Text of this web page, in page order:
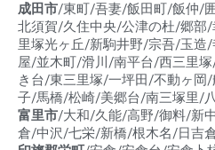
成田市/東町/吾妻/飯田町/飯仲/
北須賀/久住中央/公津の杜/郷部
里塚光ヶ丘/新駒井野/宗吾/玉
屋/並木町/滑川/南平台/西三里
き台/東三里塚/一坪田/不動ヶ
子/馬橋/松崎/美郷台/南三塚里/
富里市/大和/久能/高野/御料/新
倉/中沢/七栄/新橋/根木名/日吉